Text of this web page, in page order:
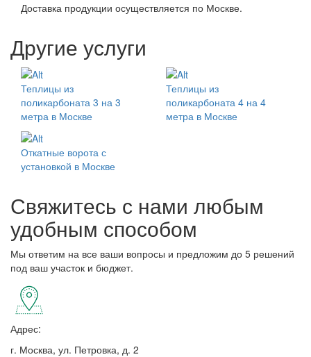
Доставка продукции осуществляется по Москве.
Другие услуги
Теплицы из
поликарбоната 3 на 3
метра в Москве
Теплицы из
поликарбоната 4 на 4
метра в Москве
Откатные ворота с
установкой в Москве
Свяжитесь с нами любым
удобным способом
Мы ответим на все ваши вопросы и предложим до 5 решений
под ваш участок и бюджет.
Адрес:
г. Москва, ул. Петровка, д. 2